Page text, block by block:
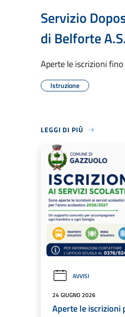
Servizio
di Belforte
Aperte le iscrizioni
Istruzione
LEGGI DI PIÙ
AVVISI
24 GIUGNO 2026
Aperte le iscrizioni